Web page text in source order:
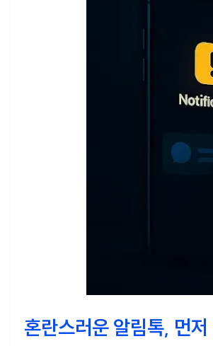
혼란스러운 알림톡, 먼